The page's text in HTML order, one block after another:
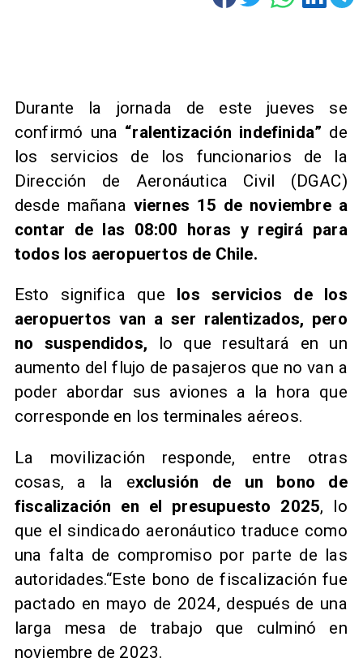
Durante la jornada de este jueves se
confirmó una “ralentización indefinida” de
los servicios de los funcionarios de la
Dirección de Aeronáutica Civil (DGAC)
desde mañana viernes 15 de noviembre a
contar de las 08:00 horas y regirá para
todos los aeropuertos de Chile.
​Esto significa que los servicios de los
aeropuertos van a ser ralentizados, pero
no suspendidos, lo que resultará en un
aumento del flujo de pasajeros que no van a
poder abordar sus aviones a la hora que
corresponde en los terminales aéreos.
​La movilización responde, entre otras
cosas, a la exclusión de un bono de
fiscalización en el presupuesto 2025, lo
que el sindicado aeronáutico traduce como
una falta de compromiso por parte de las
autoridades.“Este bono de fiscalización fue
pactado en mayo de 2024, después de una
larga mesa de trabajo que culminó en
noviembre de 2023.